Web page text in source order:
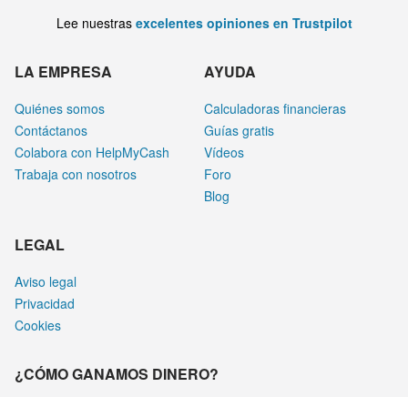
Lee nuestras excelentes opiniones en Trustpilot
LA EMPRESA
Quiénes somos
Contáctanos
Colabora con HelpMyCash
Trabaja con nosotros
AYUDA
Calculadoras financieras
Guías gratis
Vídeos
Foro
Blog
LEGAL
Aviso legal
Privacidad
Cookies
¿CÓMO GANAMOS DINERO?